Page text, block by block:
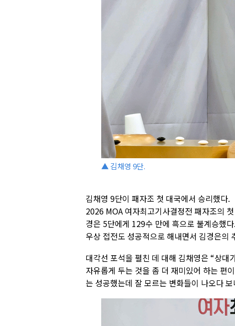
▲ 김채영 9단.
김채영 9단이 패자조 첫 대국에서 승리했다.
2026 MOA 여자최고기사결정전 패자조의
경은 5단에게 129수 만에 흑으로 불계승했
우상 접전도 성공적으로 해내면서 김경은의
대각선 포석을 펼친 데 대해 김채영은 “상
자유롭게 두는 것을 좀 더 재미있어 하는 편
는 성공했는데 잘 모르는 변화들이 나오다